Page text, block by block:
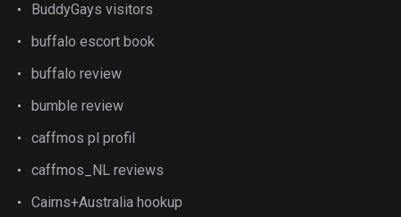
BuddyGays visitors
buffalo escort book
buffalo review
bumble review
caffmos pl profil
caffmos_NL reviews
Cairns+Australia hookup